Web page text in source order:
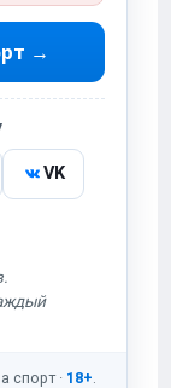
→
VK
спорт · 18+.